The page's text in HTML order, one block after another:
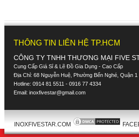
THÔNG TIN LIÊN HỆ TP.HCM
CÔNG TY TNHH THƯƠNG MẠI FIVE
Cung Cấp Giá Sỉ & Lẽ Đồ Gia Dụng - Cao Cấp
Địa Chỉ: 68 Nguyễn Huệ, Phường Bến Nghé, Quận 1
Hotline: 0914 81 5511 - 0916 77 4334
Email: inoxfivestar@gmail.com
INOXFIVESTAR.COM